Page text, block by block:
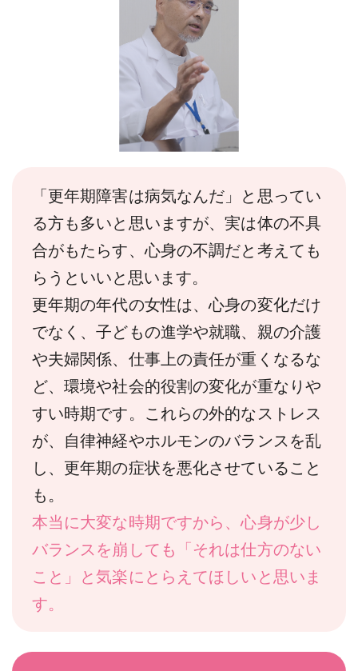
「更年期障害は病気なんだ」と思ってい
る方も多いと思いますが、実は体の不具
合がもたらす、心身の不調だと考えても
らうといいと思います。
更年期の年代の女性は、心身の変化だけ
でなく、子どもの進学や就職、親の介護
や夫婦関係、仕事上の責任が重くなるな
ど、環境や社会的役割の変化が重なりや
すい時期です。これらの外的なストレス
が、自律神経やホルモンのバランスを乱
し、更年期の症状を悪化させていること
も。
本当に大変な時期ですから、心身が少し
バランスを崩しても「それは仕方のない
こと」と気楽にとらえてほしいと思いま
す。